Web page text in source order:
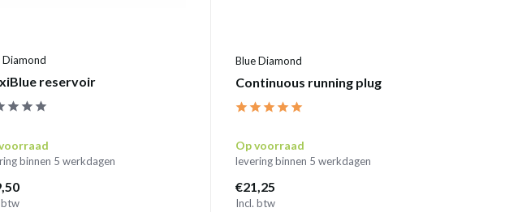
Diamond
reservoir
binnen 5 werkdagen
btw
Blue Diamond
Continuous running plug
Op voorraad
levering binnen 5 werkdagen
€21,25
Incl. btw